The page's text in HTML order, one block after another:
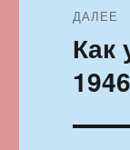
ДАЛЕЕ
запись:
Как